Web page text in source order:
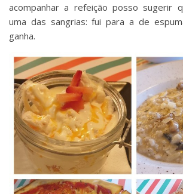
acompanhar a refeição posso sugerir
uma das sangrias: fui para a de
ganha.